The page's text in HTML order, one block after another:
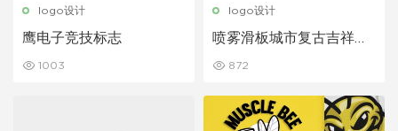
logo设计
鹰电子竞技标志
1003
logo设计
喷雾滑板城市复古吉祥物
872